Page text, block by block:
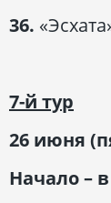
36.
7-й тур
26 июня
Начало –